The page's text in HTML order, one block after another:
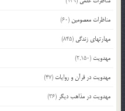
مناظرات معصومین (60)
مهارتهای زندگی (845)
مهدویت (2,150)
مهدویت در قرآن و روایات (47)
مهدویت در مذاهب دیگر (36)